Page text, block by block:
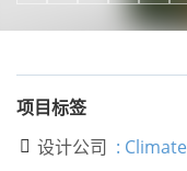
项目标签
 设计公司 :